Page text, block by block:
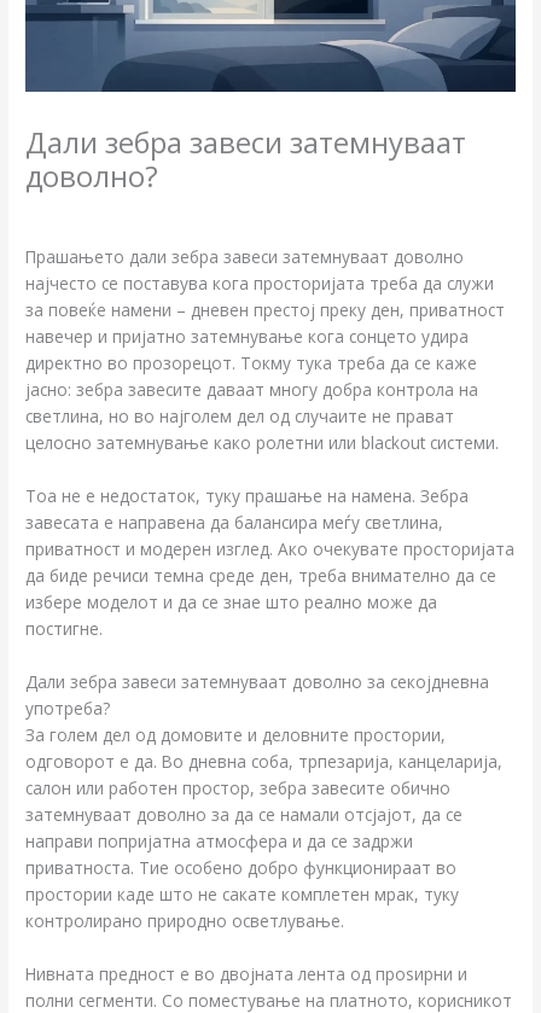
Дали зебра завеси затемнуваат
доволно?
Прашањето дали зебра завеси затемнуваат доволно
најчесто се поставува кога просторијата треба да служи
за повеќе намени – дневен престој преку ден, приватност
навечер и пријатно затемнување кога сонцето удира
директно во прозорецот. Токму тука треба да се каже
јасно: зебра завесите даваат многу добра контрола на
светлина, но во најголем дел од случаите не прават
целосно затемнување како ролетни или blackout системи.
Тоа не е недостаток, туку прашање на намена. Зебра
завесата е направена да балансира меѓу светлина,
приватност и модерен изглед. Ако очекувате просторијата
да биде речиси темна среде ден, треба внимателно да се
избере моделот и да се знае што реално може да
постигне.
Дали зебра завеси затемнуваат доволно за секојдневна
употреба?
За голем дел од домовите и деловните простории,
одговорот е да. Во дневна соба, трпезарија, канцеларија,
салон или работен простор, зебра завесите обично
затемнуваат доволно за да се намали отсјајот, да се
направи попријатна атмосфера и да се задржи
приватноста. Тие особено добро функционираат во
простории каде што не сакате комплетен мрак, туку
контролирано природно осветлување.
Нивната предност е во двојната лента од проѕирни и
полни сегменти. Со поместување на платното, корисникот